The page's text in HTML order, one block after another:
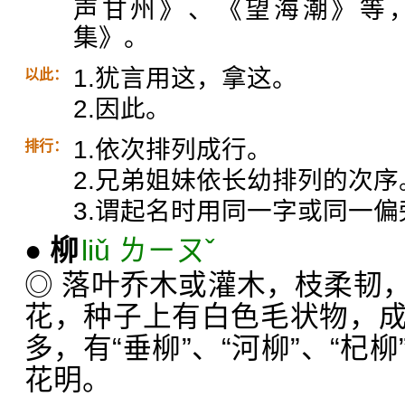
声甘州》、《望海潮》等
集》。
以此：
1.犹言用这，拿这。
2.因此。
排行：
1.依次排列成行。
2.兄弟姐妹依长幼排列的次序
3.谓起名时用同一字或同一
● 柳liǔ ㄌㄧㄡˇ
◎ 落叶乔木或灌木，枝柔韧
花，种子上有白色毛状物，
多，有“垂柳”、“河柳”、“杞
花明。